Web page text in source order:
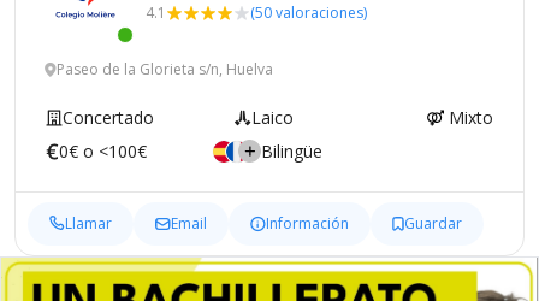
4.1 (50 valoraciones)
Paseo de la Glorieta s/n, Huelva
Concertado Laico
Mixto
0€ o <100€
Bilingüe
Llamar Email Información Guardar